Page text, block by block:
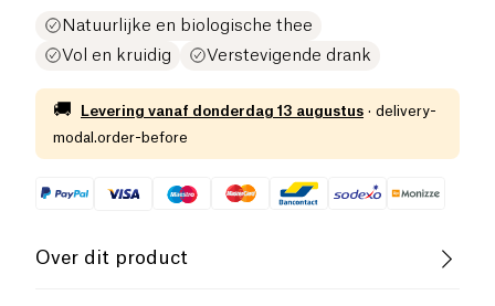
Natuurlijke en biologische thee
Vol en kruidig
Verstevigende drank
🚚 Levering vanaf donderdag 13 augustus · delivery-
modal.order-before
Over dit product